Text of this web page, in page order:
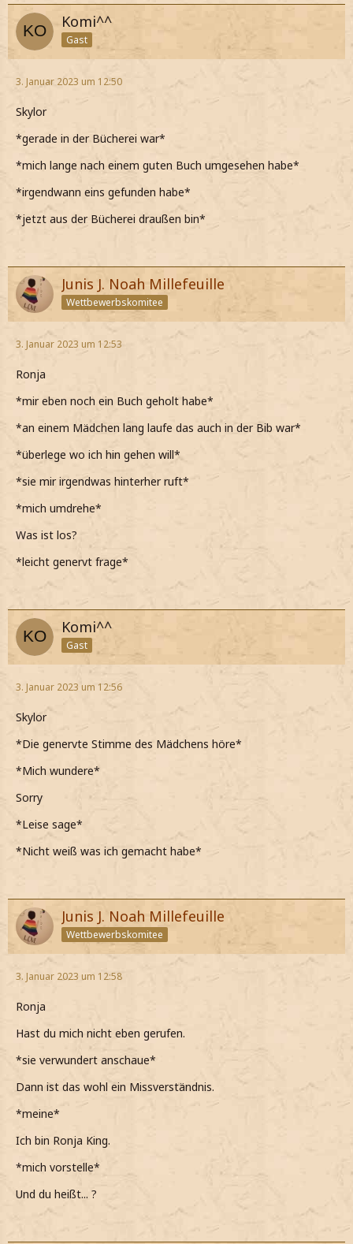
Komi^^
Gast
3. Januar 2023 um 12:50
Skylor
*gerade in der Bücherei war*
*mich lange nach einem guten Buch umgesehen habe*
*irgendwann eins gefunden habe*
*jetzt aus der Bücherei draußen bin*
Junis J. Noah Millefeuille
Wettbewerbskomitee
3. Januar 2023 um 12:53
Ronja
*mir eben noch ein Buch geholt habe*
*an einem Mädchen lang laufe das auch in der Bib war*
*überlege wo ich hin gehen will*
*sie mir irgendwas hinterher ruft*
*mich umdrehe*
Was ist los?
*leicht genervt frage*
Komi^^
Gast
3. Januar 2023 um 12:56
Skylor
*Die genervte Stimme des Mädchens höre*
*Mich wundere*
Sorry
*Leise sage*
*Nicht weiß was ich gemacht habe*
Junis J. Noah Millefeuille
Wettbewerbskomitee
3. Januar 2023 um 12:58
Ronja
Hast du mich nicht eben gerufen.
*sie verwundert anschaue*
Dann ist das wohl ein Missverständnis.
*meine*
Ich bin Ronja King.
*mich vorstelle*
Und du heißt... ?